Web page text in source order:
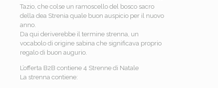
Tazio, che colse un ramoscello del bosco sacro
della dea Strenia quale buon auspicio per il nuovo
anno.
Da qui deriverebbe il termine strenna, un
vocabolo di origine sabina che significava proprio
regalo di buon augurio.
L’offerta B2B contiene 4 Strenne di Natale
La strenna contiene: